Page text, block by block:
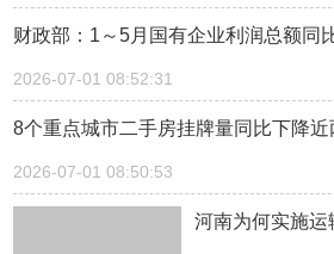
财政部：1～5月国有企业利润总额同
2026-07-01 08:52:31
8个重点城市二手房挂牌量同比下降近
2026-07-01 08:50:53
河南为何实施运